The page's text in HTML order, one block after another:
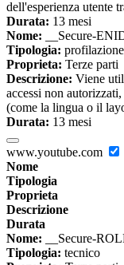
dell'esperienza utente
Durata: 13 mesi
Nome: __Secure-
Tipologia: profilazione
Proprieta: Terze parti
Descrizione: Viene
accessi non
(come la lingua o il
Durata: 13 mesi
www.youtube.com
Nome
Tipologia
Proprieta
Descrizione
Durata
Nome: __Secure-
Tipologia: tecnico